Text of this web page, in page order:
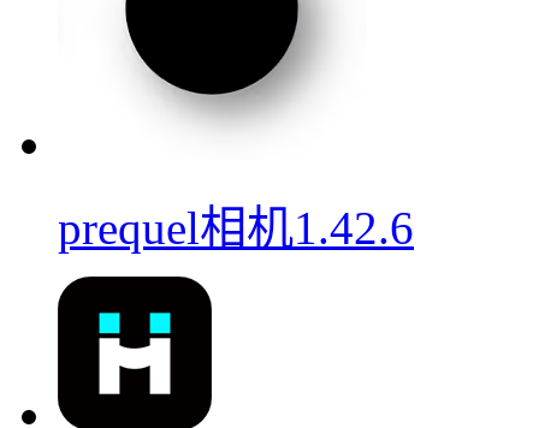
prequel相机1.42.6